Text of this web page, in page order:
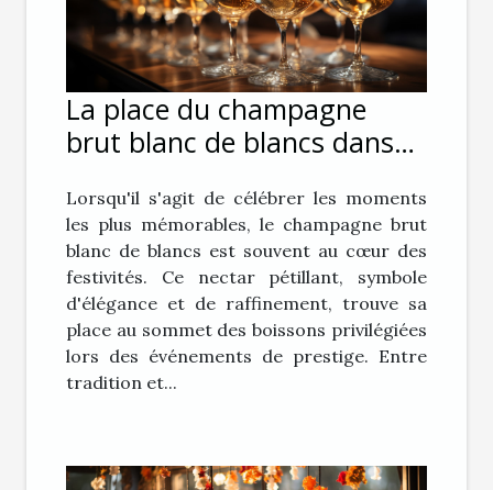
La place du champagne
brut blanc de blancs dans
Lorsqu'il s'agit de célébrer les moments
les plus mémorables, le champagne brut
blanc de blancs est souvent au cœur des
festivités. Ce nectar pétillant, symbole
d'élégance et de raffinement, trouve sa
place au sommet des boissons privilégiées
lors des événements de prestige. Entre
tradition et...